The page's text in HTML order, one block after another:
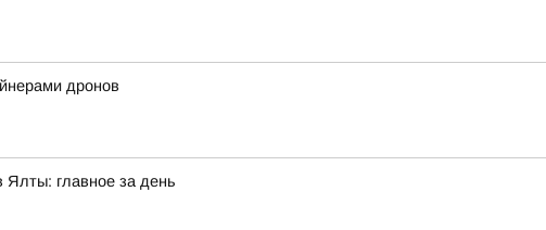
дронов
Ялты: главное за день